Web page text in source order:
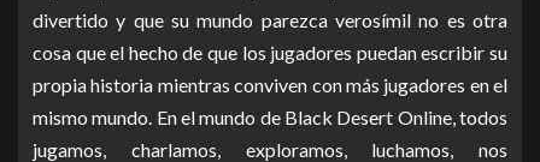
divertido y que su mundo parezca verosímil no es otra
cosa que el hecho de que los jugadores puedan escribir su
propia historia mientras conviven con más jugadores en el
mismo mundo. En el mundo de Black Desert Online, todos
jugamos, charlamos, exploramos, luchamos, nos